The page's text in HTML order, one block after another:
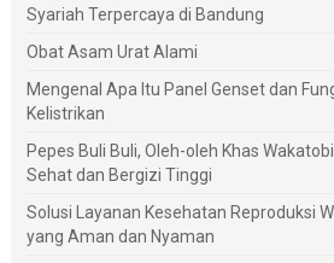
Syariah Terpercaya di Bandung
Obat Asam Urat Alami
Mengenal Apa Itu Panel Genset dan
Kelistrikan
Pepes Buli Buli, Oleh-oleh Khas
Sehat dan Bergizi Tinggi
Solusi Layanan Kesehatan Reproduksi
yang Aman dan Nyaman